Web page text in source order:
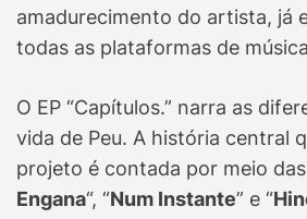
amadurecimento do artista, já
todas as plataformas de
O EP “Capítulos.” narra as
vida de Peu. A história central
projeto é contada por meio
Engana“, “Num Instante” e “